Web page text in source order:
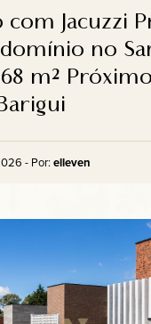
com Jacuzzi
no
m²
- Por: elleven